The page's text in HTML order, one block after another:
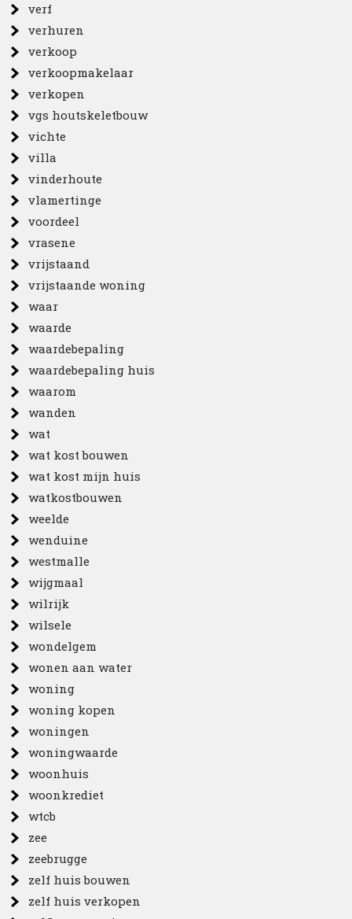
verf
verhuren
verkoop
verkoopmakelaar
verkopen
vgs houtskeletbouw
vichte
villa
vinderhoute
vlamertinge
voordeel
vrasene
vrijstaand
vrijstaande woning
waar
waarde
waardebepaling
waardebepaling huis
waarom
wanden
wat
wat kost bouwen
wat kost mijn huis
watkostbouwen
weelde
wenduine
westmalle
wijgmaal
wilrijk
wilsele
wondelgem
wonen aan water
woning
woning kopen
woningen
woningwaarde
woonhuis
woonkrediet
wtcb
zee
zeebrugge
zelf huis bouwen
zelf huis verkopen